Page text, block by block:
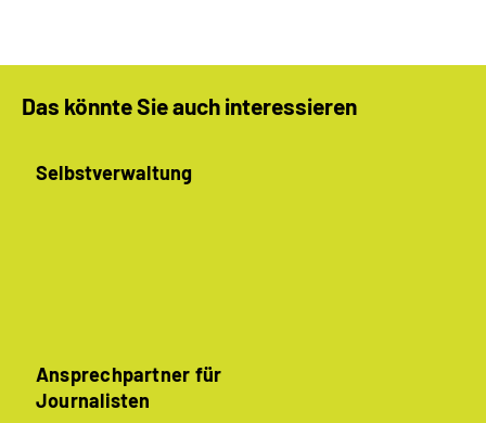
Das könnte Sie auch interessieren
Selbstverwaltung
Ansprechpartner für
Journalisten